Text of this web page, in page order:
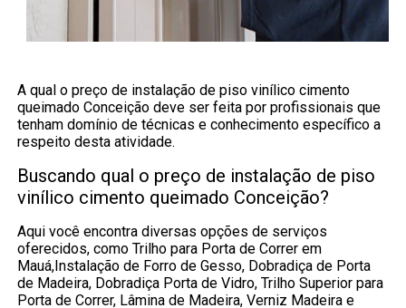
A qual o preço de instalação de piso vinílico cimento
queimado Conceição deve ser feita por profissionais que
tenham domínio de técnicas e conhecimento específico a
respeito desta atividade.
Buscando qual o preço de instalação de piso
vinílico cimento queimado Conceição?
Aqui você encontra diversas opções de serviços
oferecidos, como Trilho para Porta de Correr em
Mauá,Instalação de Forro de Gesso, Dobradiça de Porta
de Madeira, Dobradiça Porta de Vidro, Trilho Superior para
Porta de Correr, Lâmina de Madeira, Verniz Madeira e